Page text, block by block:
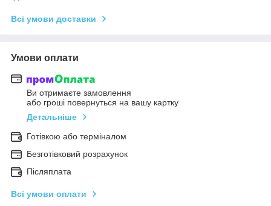
Всі умови доставки
Умови оплати
Ви отримаєте замовлення
або гроші повернуться на вашу картку
Детальніше
Готівкою або терміналом
Безготівковий розрахунок
Післяплата
Всі умови оплати